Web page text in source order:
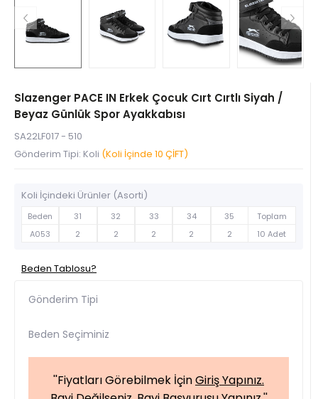
Slazenger PACE IN Erkek Çocuk Cırt Cırtlı Siyah /
Beyaz Günlük Spor Ayakkabısı
SA22LF017 - 510
Gönderim Tipi: Koli (Koli İçinde 10 ÇİFT)
Koli İçindeki Ürünler (Asorti)
Beden 31 32 33 34 35
Toplam
A053
2 2 2 2 2 10 Adet
Beden Tablosu?
Gönderim Tipi
Beden Seçiminiz
''Fiyatları Görebilmek İçinGiriş Yapınız.